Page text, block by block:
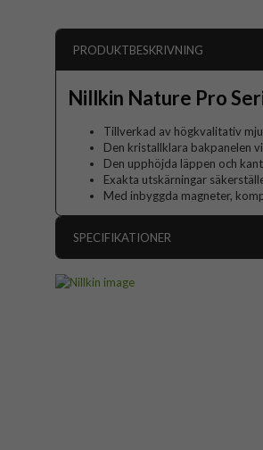
PRODUKTBESKRIVNING
Nillkin Nature Pro
Tillverkad av högkvalitativ
Den kristallklara bakpanelen
Den upphöjda läppen och
Exakta utskärningar
Med inbyggda magneter,
SPECIFIKATIONER